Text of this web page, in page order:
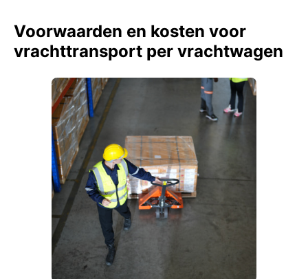
Voorwaarden en kosten voor
vrachttransport per vrachtwagen